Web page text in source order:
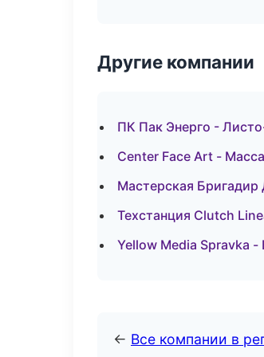
Другие компании
ПК Пак Энерго -
Center Face Art -
Мастерская
Техстанция Clutch
Yellow Media Spravka -
← Все компании в